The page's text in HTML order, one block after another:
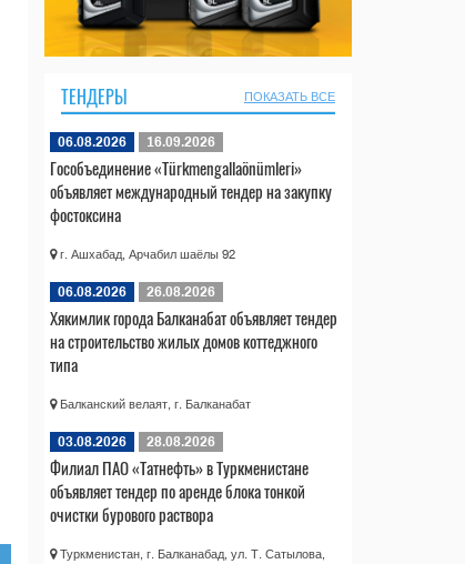
ТЕНДЕРЫ ПОКАЗАТЬ ВСЕ
06.08.2026 16.09.2026
Гособъединение «Türkmengallaönümleri»
объявляет международный тендер на закупку
фостоксина
г. Ашхабад, Арчабил шаёлы 92
06.08.2026 26.08.2026
Хякимлик города Балканабат объявляет тендер
на строительство жилых домов коттеджного
типа
Балканский велаят, г. Балканабат
03.08.2026 28.08.2026
Филиал ПАО «Татнефть» в Туркменистане
объявляет тендер по аренде блока тонкой
очистки бурового раствора
Туркменистан, г. Балканабад, ул. Т. Сатылова,